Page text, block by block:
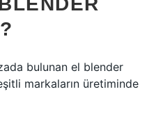
bulunan el blender
markaların üretiminde